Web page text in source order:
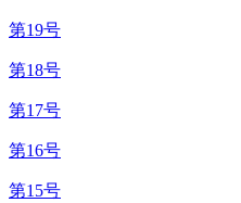
第19号
第18号
第17号
第16号
第15号